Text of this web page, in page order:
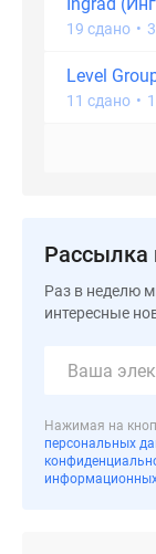
коттеджи
Коттеджные
коттеджные
поселки
Строящиеся
19 сдано •
Level
11 сдано •
Рассылка
Раз в неделю
интересные
Нажимая на
персональных